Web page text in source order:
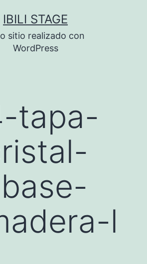
IBILI STAGE
sitio realizado con
WordPress
tapa-
l